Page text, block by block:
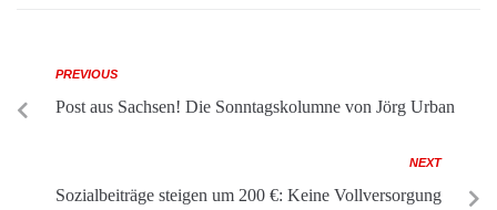
PREVIOUS
Post aus Sachsen! Die Sonntagskolumne von Jörg Urban
NEXT
Sozialbeiträge steigen um 200 €: Keine Vollversorgung